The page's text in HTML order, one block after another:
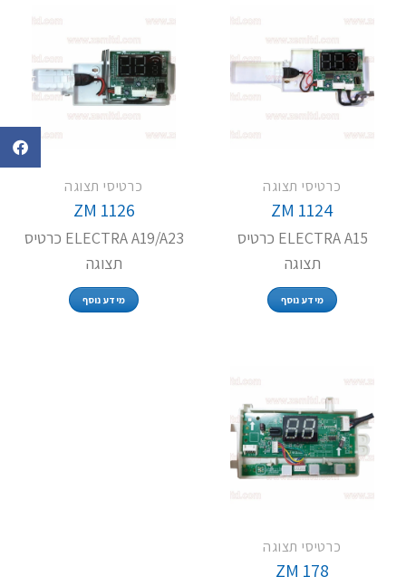
כרטיסי תצוגה
ZM 1124
ELECTRA A15 כרטיס
תצוגה
מידע נוסף
כרטיסי תצוגה
ZM 1126
ELECTRA A19/A23 כרטיס
תצוגה
מידע נוסף
כרטיסי תצוגה
ZM 178